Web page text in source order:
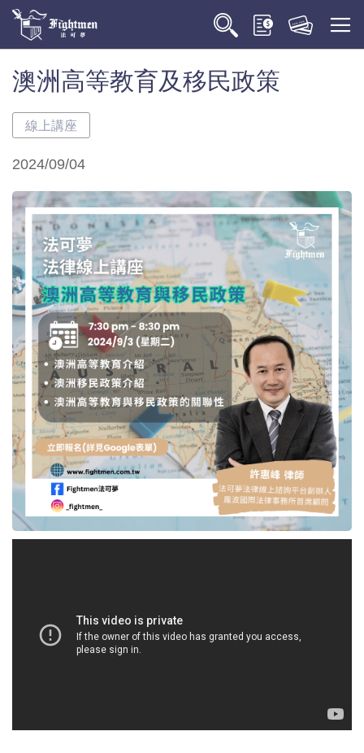
澳洲高等教育及移民政策
線上講座
2024/09/04